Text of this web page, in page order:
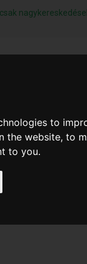
to
the website,to
to you.